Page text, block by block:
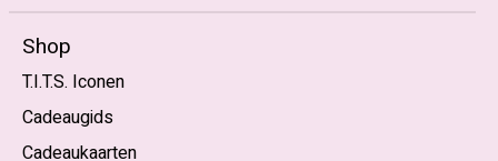
Shop
T.I.T.S. Iconen
Cadeaugids
Cadeaukaarten